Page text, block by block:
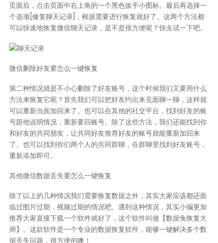
页面后，点击页面中右上角的一个黑色扳手小图标。最后再选择一
个选项[修复聊天记录]，根据需要进行恢复就好了。这两个方法都
可以快速地恢复微信聊天记录，是不是很方便呢？快去试一下吧。
微信删除好友要怎么一键恢复
第二种情况就是不小心删除了好友账号，这个时候我们又要用什么
方法来恢复它呢？首先我们可以把好友约出来见面聊一聊，这样就
可以重新当面加回来了。也可以在其他的社交平台，找到好友的账
号跟他说明情况，重新要回账号。除了这些方法，我们还能找到你
和好友的共同朋友，让共同好友推荐好友的账号就能重新加回来
了。也可以找到你们两个人的共同群聊，在群聊里找到好友账号，
重新添加即可。
其他微信数据丢失要怎么一键恢复
除了以上的几种情况我们需要恢复数据之外，其实大家应该都还面
临过图片过期，视频过期的情况吧。遇到这种情况，其实小编更加
推荐大家直接下载一个软件就好了，这个软件叫做【数据兔恢复大
师】。这款软件是一个专业的数据恢复软件，能够一键解决多个数
据丢失问题，很方便的噢！